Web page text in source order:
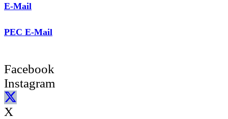
E-Mail
PEC E-Mail
Facebook
Instagram
X